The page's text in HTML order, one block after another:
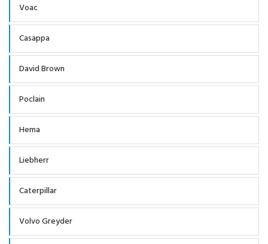
Voac
Casappa
David Brown
Poclain
Hema
Liebherr
Caterpillar
Volvo Greyder